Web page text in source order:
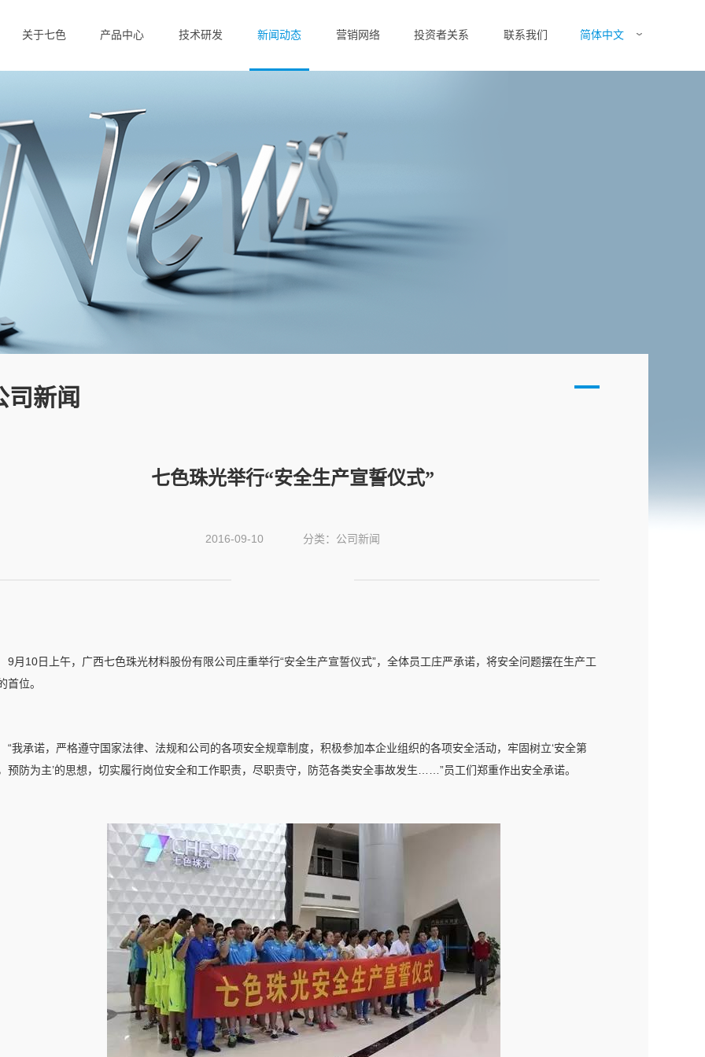
关于七色 产品中心 技术研发 新闻动态 营销网络 投资者关系 联系我们 简体中文
司新闻
七色珠光举行“安全生产宣誓仪式”
2016-09-10 分类：公司新闻
9月10日上午，广西七色珠光材料股份有限公司庄重举行“安全生产宣誓仪式”，全体员工庄严承诺，将安全问题摆在生产工
首位。
“我承诺，严格遵守国家法律、法规和公司的各项安全规章制度，积极参加本企业组织的各项安全活动，牢固树立‘安全第
预防为主’的思想，切实履行岗位安全和工作职责，尽职责守，防范各类安全事故发生……”员工们郑重作出安全承诺。